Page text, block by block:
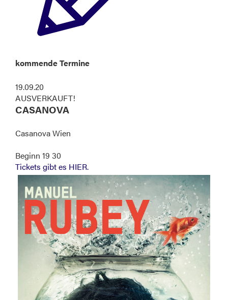
kommende Termine
19.09.20
AUSVERKAUFT!
CASANOVA
Casanova Wien
Beginn 19 30
Tickets gibt es HIER.